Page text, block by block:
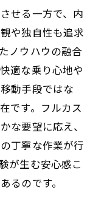
せる一方で、内
や独自性も追求
ノウハウの融合
適な乗り心地や
動手段ではな
です。フルカス
な要望に応え、
丁寧な作業が行
が生む安心感こ
るのです。